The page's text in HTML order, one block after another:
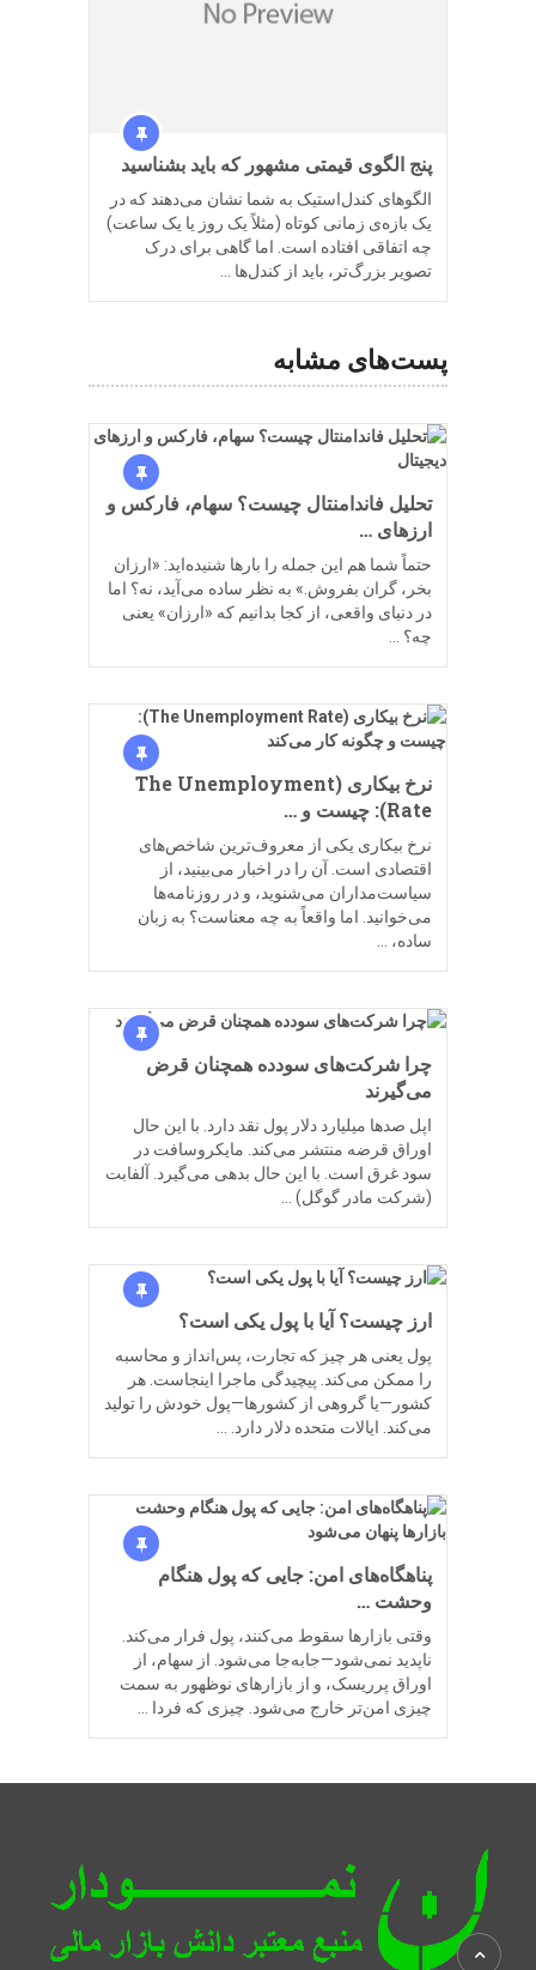
پنج الگوی قیمتی مشهور که باید بشناسید
الگوهای کندل‌استیک به شما نشان می‌دهند که در
یک بازه‌ی زمانی کوتاه (مثلاً یک روز یا یک ساعت)
چه اتفاقی افتاده است. اما گاهی برای درک
تصویر بزرگ‌تر، باید از کندل‌ها …
پست‌های مشابه
تحلیل فاندامنتال چیست؟ سهام، فارکس و
ارزهای …
حتماً شما هم این جمله را بارها شنیده‌اید: «ارزان
بخر، گران بفروش.» به نظر ساده می‌آید، نه؟ اما
در دنیای واقعی، از کجا بدانیم که «ارزان» یعنی
چه؟ …
نرخ بیکاری (The Unemployment
Rate): چیست و …
نرخ بیکاری یکی از معروف‌ترین شاخص‌های
اقتصادی است. آن را در اخبار می‌بینید، از
سیاست‌مداران می‌شنوید، و در روزنامه‌ها
می‌خوانید. اما واقعاً به چه معناست؟ به زبان
ساده، …
چرا شرکت‌های سودده همچنان قرض
می‌گیرند
اپل صدها میلیارد دلار پول نقد دارد. با این حال
اوراق قرضه منتشر می‌کند. مایکروسافت در
سود غرق است. با این حال بدهی می‌گیرد. آلفابت
(شرکت مادر گوگل) …
ارز چیست؟ آیا با پول یکی است؟
پول یعنی هر چیز که تجارت، پس‌انداز و محاسبه
را ممکن می‌کند. پیچیدگی ماجرا اینجاست. هر
کشور—یا گروهی از کشورها—پول خودش را تولید
می‌کند. ایالات متحده دلار دارد. …
پناهگاه‌های امن: جایی که پول هنگام
وحشت …
وقتی بازارها سقوط می‌کنند، پول فرار می‌کند.
ناپدید نمی‌شود—جابه‌جا می‌شود. از سهام، از
اوراق پرریسک، و از بازارهای نوظهور به سمت
چیزی امن‌تر خارج می‌شود. چیزی که فردا …